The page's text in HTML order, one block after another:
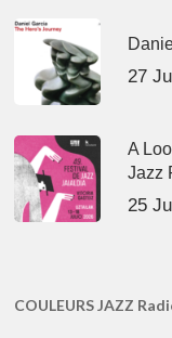
27
A
Jazz
25
COULEURS JAZZ